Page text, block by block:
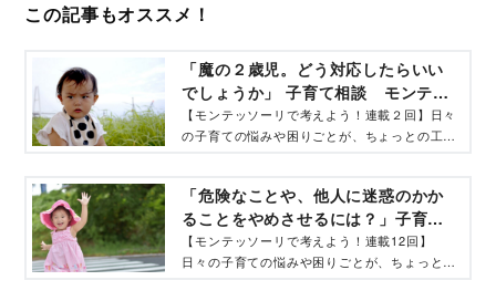
この記事もオススメ！
「魔の２歳児。どう対応したらいい
でしょうか」 子育て相談 モンテッ
ソーリで考えよう！‐コクリコ｜講談
社
【モンテッソーリで考えよう！連載２回】日々
の子育ての悩みや困りごとが、ちょっとの工夫
の考え方をお伝えします。
「危険なことや、他人に迷惑のかか
ることをやめさせるには？」子育て
相談 モンテッソーリで考えよう！‐
コクリコ｜講談社
【モンテッソーリで考えよう！連載12回】
日々の子育ての悩みや困りごとが、ちょっとの